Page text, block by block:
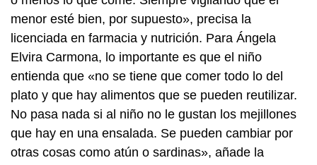
menor esté bien, por supuesto», precisa la
licenciada en farmacia y nutrición. Para Ángela
Elvira Carmona, lo importante es que el niño
entienda que «no se tiene que comer todo lo del
plato y que hay alimentos que se pueden reutilizar.
No pasa nada si al niño no le gustan los mejillones
que hay en una ensalada. Se pueden cambiar por
otras cosas como atún o sardinas», añade la